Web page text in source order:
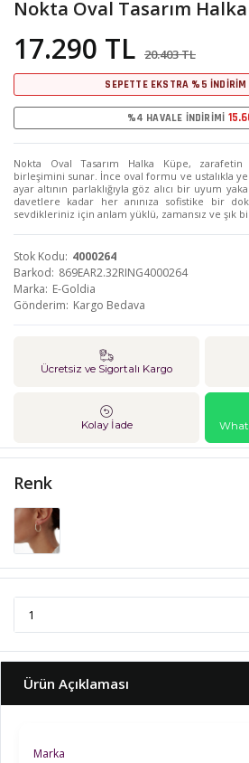
Nokta Oval Tasarım
17.290 TL 20.403 TL
SEPETTE EKSTRA %5 İNDİRİM
%4 HAVALE İNDİRİMİ
Nokta Oval Tasarım Halka Küpe,
birleşimini sunar. İnce oval formu ve ustalıkla
ayar altının parlaklığıyla göz alıcı bir uyum
davetlere kadar her anınıza sofistike bir
sevdikleriniz için anlam yüklü, zamansız ve şık
Stok Kodu 4000264
Barkod 869EAR2.32RING4000264
Marka E-Goldia
Gönderim Kargo Bedava
Ücretsiz ve Sigortalı Kargo
Kolay İade
Renk
Ürün Açıklaması
Marka